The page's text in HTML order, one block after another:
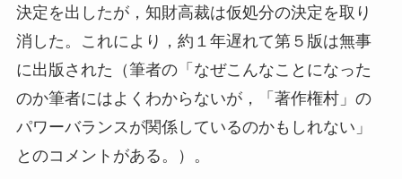
決定を出したが，知財高裁は仮処分の決定を取り
消した。これにより，約１年遅れて第５版は無事
に出版された（筆者の「なぜこんなことになった
のか筆者にはよくわからないが，「著作権村」の
パワーバランスが関係しているのかもしれない」
とのコメントがある。）。